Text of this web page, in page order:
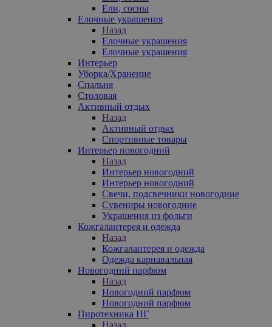
Ели, сосны
Елочные украшения
Назад
Елочные украшения
Елочные украшения
Интерьер
Уборка/Хранение
Спальня
Столовая
Активный отдых
Назад
Активный отдых
Спортивные товары
Интерьер новогодний
Назад
Интерьер новогодний
Интерьер новогодний
Свечи, подсвечники новогодние
Сувениры новогодние
Украшения из фольги
Кожгалантерея и одежда
Назад
Кожгалантерея и одежда
Одежда карнавальная
Новогодний парфюм
Назад
Новогодний парфюм
Новогодний парфюм
Пиротехника НГ
Назад